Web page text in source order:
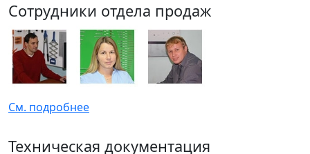
Сотрудники отдела продаж
См. подробнее
Техническая документация